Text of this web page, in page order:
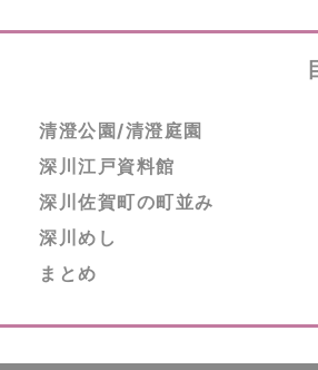
清澄公園/清澄庭園
深川江戸資料館
深川佐賀町の町並み
深川めし
まとめ